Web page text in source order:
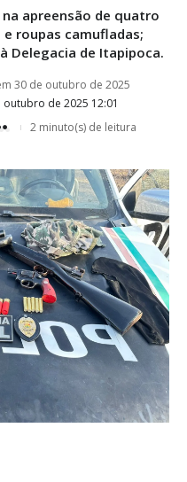
apreensão de quatro
roupas camufladas;
Delegacia de Itapipoca.
de 2025 12:01
30 de outubro de 2025
2 minuto(s) de leitura